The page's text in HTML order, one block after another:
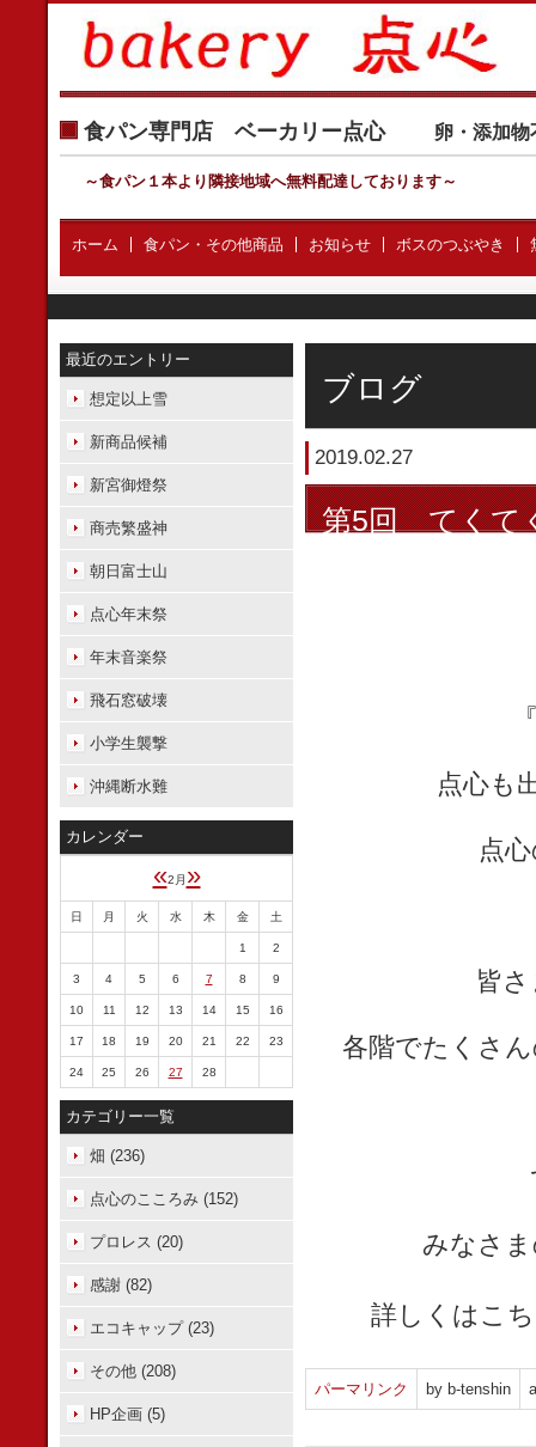
食パン専門店 ベーカリー点心 卵・添加
～食パン１本より隣接地域へ無料配達しております～
ホーム 食パン・その他商品 お知らせ ボスのつぶやき
ブログ
2019.02.27
第5回 てくて
点心も
点
皆
各階でたくさ
みなさ
詳しくはこ
パーマリンク by b-tenshin
最近のエントリー
想定以上雪
新商品候補
新宮御燈祭
商売繁盛神
朝日富士山
点心年末祭
年末音楽祭
飛石窓破壊
小学生襲撃
沖縄断水難
カレンダー
«2月 »
日 月 火 水 木 金 土
1 2
3 4 5 6 7 8 9
10 11 12 13 14 15 16
17 18 19 20 21 22 23
24 25 26 27 28
カテゴリー一覧
畑 (236)
点心のこころみ (152)
プロレス (20)
感謝 (82)
エコキャップ (23)
その他 (208)
HP企画 (5)